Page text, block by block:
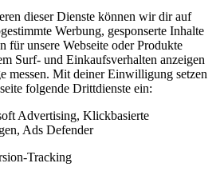
dieser Dienste können wir dir auf
Werbung, gesponserte Inhalte
für unsere Webseite oder Produkte
Surf- und Einkaufsverhalten anzeigen
messen. Mit deiner Einwilligung setzen
folgende Drittdienste ein:
Advertising, Klickbasierte
Ads Defender
Tracking